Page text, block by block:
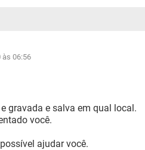
às 06:56
gravada e salva em qual local.
você.
ajudar você.